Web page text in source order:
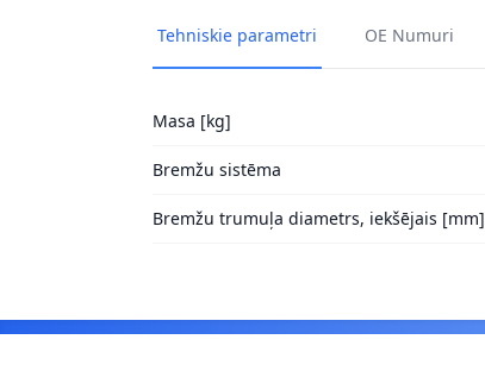
Tehniskie parametri OE Numuri
Masa [kg]
Bremžu sistēma
Bremžu trumuļa diametrs, iekšējais [mm]